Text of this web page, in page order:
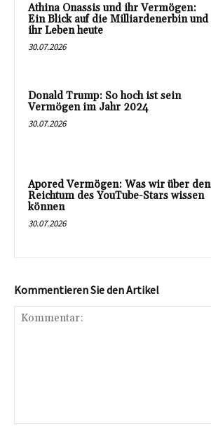
Athina Onassis und ihr Vermögen:
Ein Blick auf die Milliardenerbin und
ihr Leben heute
30.07.2026
Donald Trump: So hoch ist sein
Vermögen im Jahr 2024
30.07.2026
Apored Vermögen: Was wir über den
Reichtum des YouTube-Stars wissen
können
30.07.2026
Kommentieren Sie den Artikel